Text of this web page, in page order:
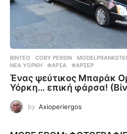
ΒΊΝΤΕΟ COBY PERSIN ,
ΝΈΑ ΥΌΡΚΗ
,ΦΆΡΣΑ ,ΦΑΡΣΈΡ
Ένας ψεύτικος Μπαράκ
Υόρκη… επική φάρσα!
by Axioperiergos